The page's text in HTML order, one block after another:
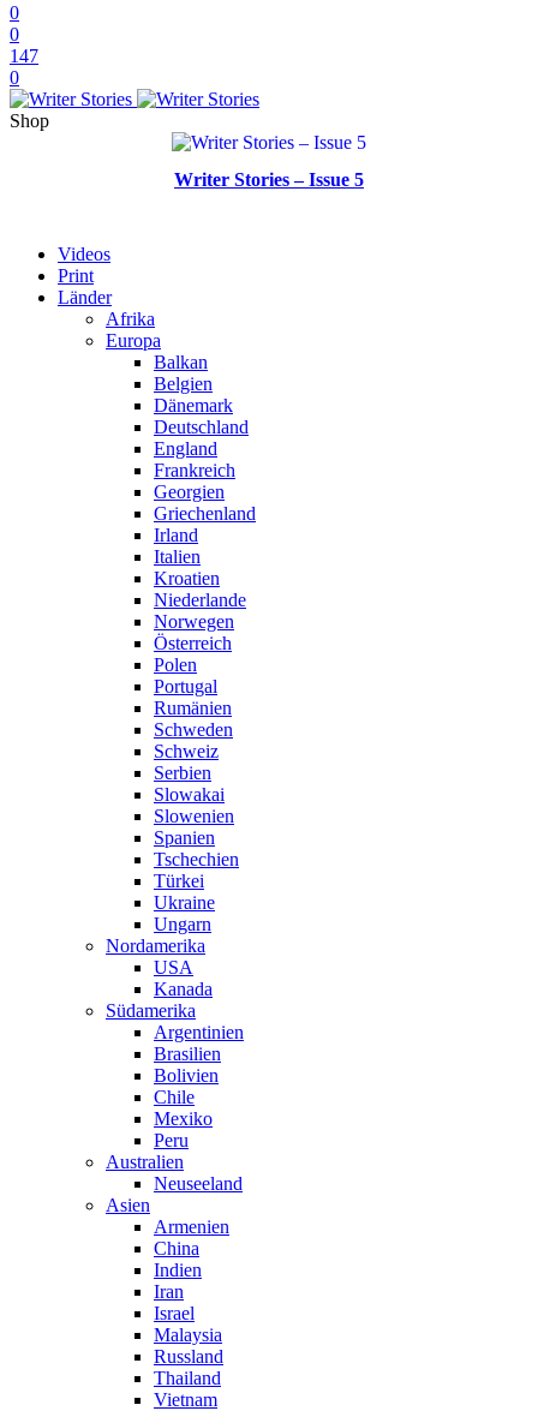
0
0
147
0
Shop
Writer Stories – Issue 5
Videos
Print
Länder
Afrika
Europa
Balkan
Belgien
Dänemark
Deutschland
England
Frankreich
Georgien
Griechenland
Irland
Italien
Kroatien
Niederlande
Norwegen
Österreich
Polen
Portugal
Rumänien
Schweden
Schweiz
Serbien
Slowakai
Slowenien
Spanien
Tschechien
Türkei
Ukraine
Ungarn
Nordamerika
USA
Kanada
Südamerika
Argentinien
Brasilien
Bolivien
Chile
Mexiko
Peru
Australien
Neuseeland
Asien
Armenien
China
Indien
Iran
Israel
Malaysia
Russland
Thailand
Vietnam